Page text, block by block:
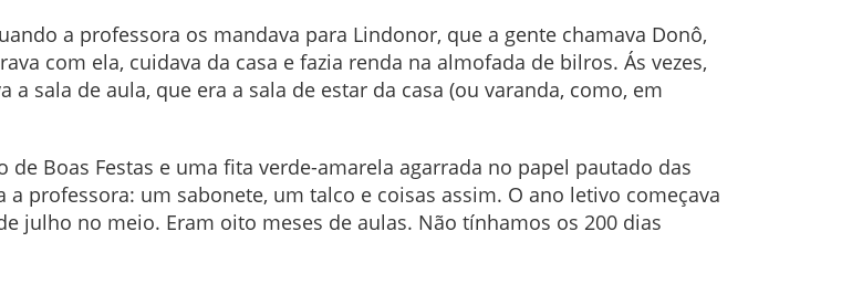
a professora os mandava para Lindonor, que a gente chamava Donô,
com ela, cuidava da casa e fazia renda na almofada de bilros. Ás vezes,
sala de aula, que era a sala de estar da casa (ou varanda, como, em
Boas Festas e uma fita verde-amarela agarrada no papel pautado das
professora: um sabonete, um talco e coisas assim. O ano letivo começava
julho no meio. Eram oito meses de aulas. Não tínhamos os 200 dias